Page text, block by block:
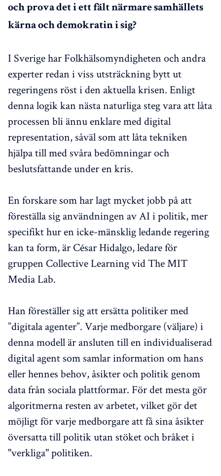
och prova det i ett fält närmare samhällets
kärnaoch demokratin i sig?
I Sverige har Folkhälsomyndigheten och andra
experter redan i viss utsträckning bytt ut
regeringens röst i den aktuella krisen. Enligt
denna logik kan nästa naturliga steg vara att låta
processen bli ännu enklare med digital
representation, såväl som att låta tekniken
hjälpa till med svåra bedömningar och
beslutsfattande under en kris.
En forskare som har lagt mycket jobb på att
föreställa sig användningen av AI i politik, mer
specifikt hur en icke-mänsklig ledande regering
kan ta form, är César Hidalgo, ledare för
gruppen Collective Learning vid The MIT
Media Lab.
Han föreställer sig att ersätta politiker med
”digitala agenter”. Varje medborgare (väljare) i
denna modell är ansluten till en individualiserad
digital agent som samlar information om hans
eller hennes behov, åsikter och politik genom
data från sociala plattformar. För det mesta gör
algoritmerna resten av arbetet, vilket gör det
möjligt för varje medborgare att få sina åsikter
översatta till politik utan stöket och bråket i
"verkliga" politiken.